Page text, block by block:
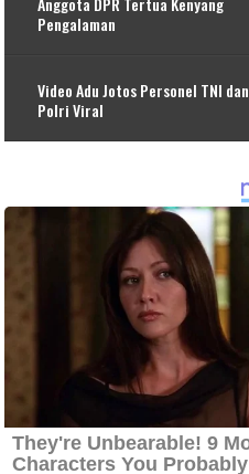
Pengalaman
Video Adu Jotos Personel TNI dan
Polri Viral